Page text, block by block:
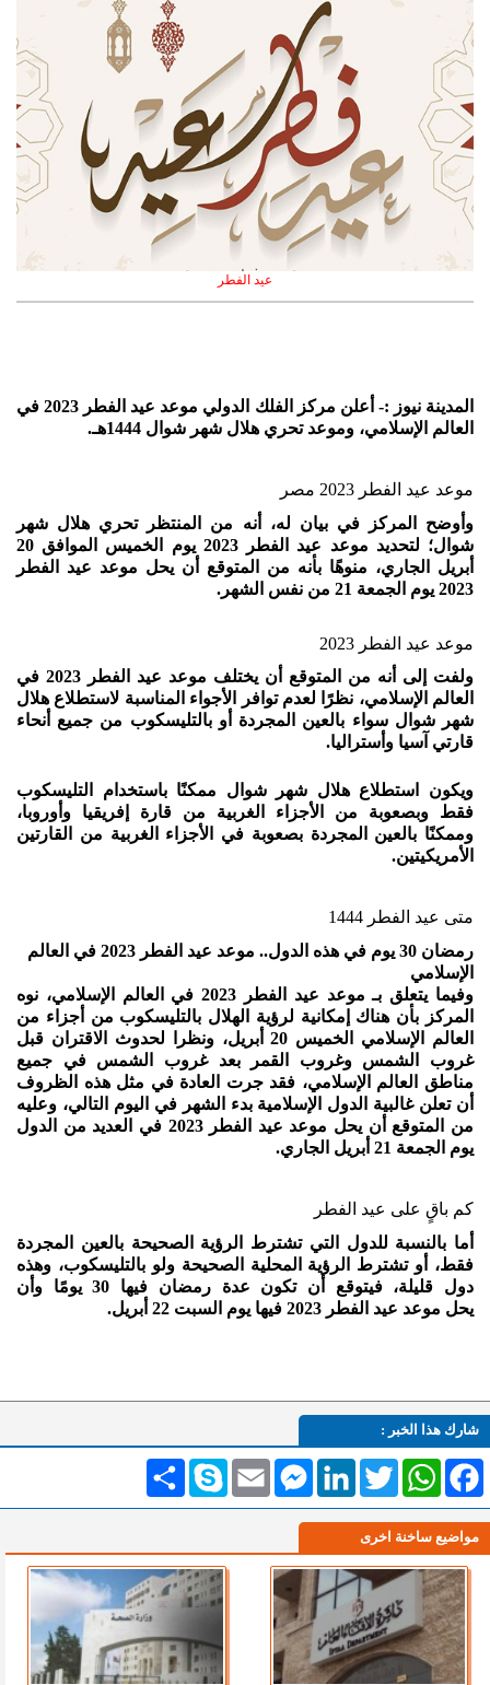
عيد الفطر
المدينة نيوز :- أعلن مركز الفلك الدولي موعد عيد الفطر 2023 في
العالم الإسلامي، وموعد تحري هلال شهر شوال 1444هـ.
موعد عيد الفطر 2023 مصر
وأوضح المركز في بيان له، أنه من المنتظر تحري هلال شهر
شوال؛ لتحديد موعد عيد الفطر 2023 يوم الخميس الموافق 20
أبريل الجاري، منوهًا بأنه من المتوقع أن يحل موعد عيد الفطر
2023 يوم الجمعة 21 من نفس الشهر.
موعد عيد الفطر 2023
ولفت إلى أنه من المتوقع أن يختلف موعد عيد الفطر 2023 في
العالم الإسلامي، نظرًا لعدم توافر الأجواء المناسبة لاستطلاع هلال
شهر شوال سواء بالعين المجردة أو بالتليسكوب من جميع أنحاء
قارتي آسيا وأستراليا.
ويكون استطلاع هلال شهر شوال ممكنًا باستخدام التليسكوب
فقط وبصعوبة من الأجزاء الغربية من قارة إفريقيا وأوروبا،
وممكنًا بالعين المجردة بصعوبة في الأجزاء الغربية من القارتين
الأمريكيتين.
متى عيد الفطر 1444
رمضان 30 يوم في هذه الدول.. موعد عيد الفطر 2023 في العالم
الإسلامي
وفيما يتعلق بـ موعد عيد الفطر 2023 في العالم الإسلامي، نوه
المركز بأن هناك إمكانية لرؤية الهلال بالتليسكوب من أجزاء من
العالم الإسلامي الخميس 20 أبريل، ونظرا لحدوث الاقتران قبل
غروب الشمس وغروب القمر بعد غروب الشمس في جميع
مناطق العالم الإسلامي، فقد جرت العادة في مثل هذه الظروف
أن تعلن غالبية الدول الإسلامية بدء الشهر في اليوم التالي، وعليه
من المتوقع أن يحل موعد عيد الفطر 2023 في العديد من الدول
يوم الجمعة 21 أبريل الجاري.
كم باقٍ على عيد الفطر
أما بالنسبة للدول التي تشترط الرؤية الصحيحة بالعين المجردة
فقط، أو تشترط الرؤية المحلية الصحيحة ولو بالتليسكوب، وهذه
دول قليلة، فيتوقع أن تكون عدة رمضان فيها 30 يومًا وأن
يحل موعد عيد الفطر 2023 فيها يوم السبت 22 أبريل.
شارك هذا الخبر :
انشر Skype Email
MessengerLinkedInTwitterWhatsAppFacebook
مواضيع ساخنة اخرى